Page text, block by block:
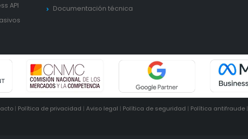
API
Documentación técnica
| Política de privacidad | Aviso legal | Política de seguridad | Política antifraude|